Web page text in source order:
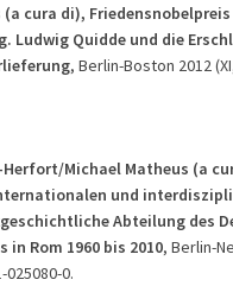
(a cura di),
Ludwig Quidde und die
, Berlin-Boston 2012
Herfort/Michael Matheus (a
und
Abteilung des
Rom 1960 bis 2010, Berlin-
025080-0.